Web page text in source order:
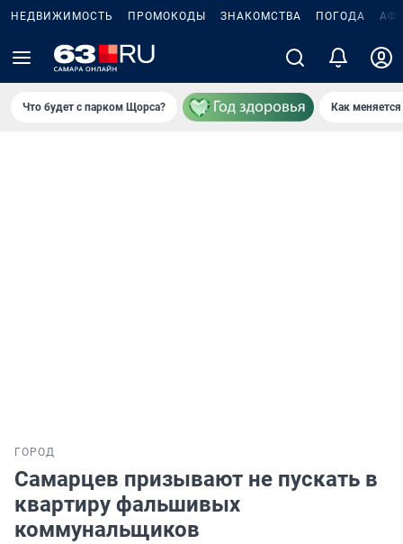
НЕДВИЖИМОСТЬ ПРОМОКОДЫ ЗНАКОМСТВА ПОГОДА
Что будет с парком Щорса? Как
ГОРОД
Самарцев призывают не пускать в
квартиру фальшивых
коммунальщиков